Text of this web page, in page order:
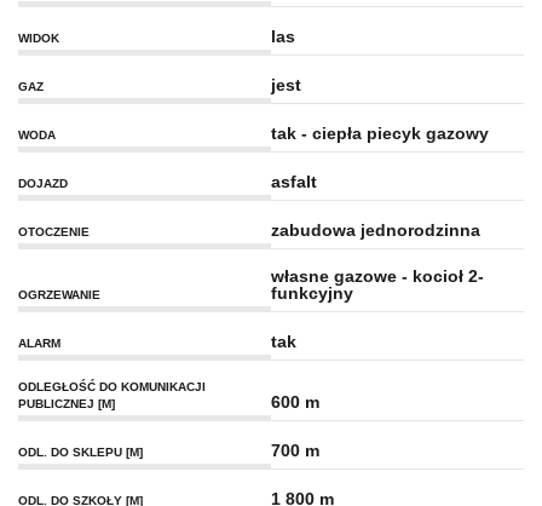
WIDOK las
GAZ jest
WODA tak - ciepła piecyk gazowy
DOJAZD asfalt
OTOCZENIE zabudowa jednorodzinna
OGRZEWANIE
własne gazowe - kocioł 2-
funkcyjny
ALARM tak
ODLEGŁOŚĆ DO KOMUNIKACJI
PUBLICZNEJ [M]
600 m
ODL. DO SKLEPU [M] 700 m
ODL. DO SZKOŁY [M] 1 800 m